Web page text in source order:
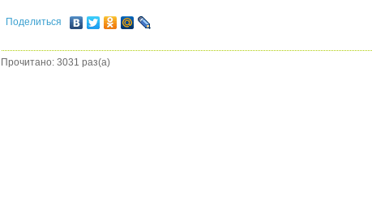
Поделиться
Прочитано: 3031 раз(а)